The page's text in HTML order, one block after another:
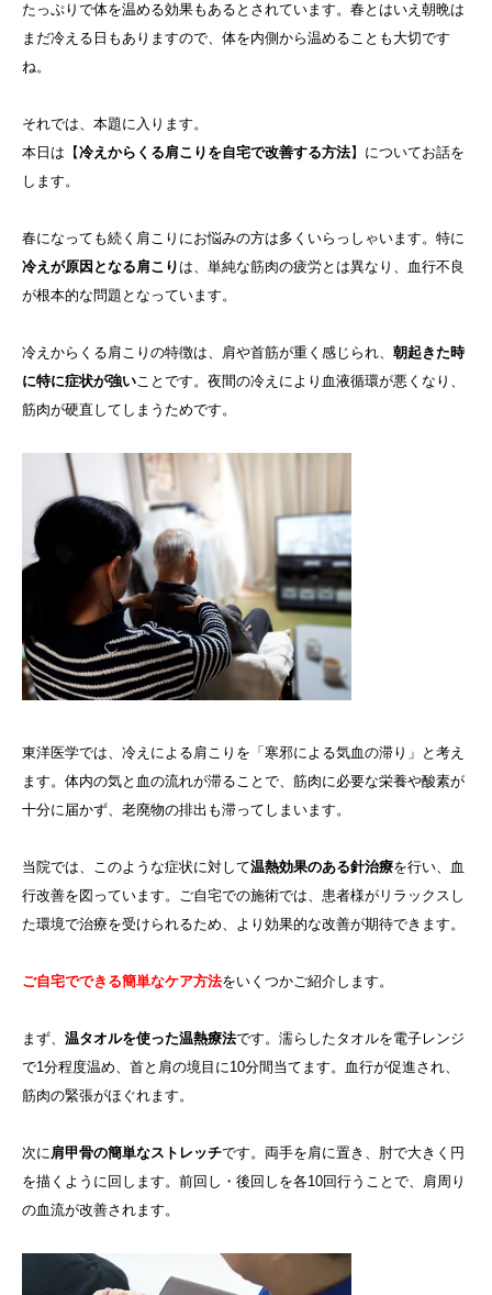
たっぷりで体を温める効果もあるとされています。春とはいえ朝晩は
まだ冷える日もありますので、体を内側から温めることも大切です
ね。
それでは、本題に入ります。
本日は【冷えからくる肩こりを自宅で改善する方法】についてお話を
します。
春になっても続く肩こりにお悩みの方は多くいらっしゃいます。特に
冷えが原因となる肩こり は、単純な筋肉の疲労とは異なり、血行不良
が根本的な問題となっています。
冷えからくる肩こりの特徴は、肩や首筋が重く感じられ、 朝起きた時
に特に症状が強いことです。夜間の冷えにより血液循環が悪くなり、
筋肉が硬直してしまうためです。
東洋医学では、冷えによる肩こりを「寒邪による気血の滞り」と考え
ます。体内の気と血の流れが滞ることで、筋肉に必要な栄養や酸素が
十分に届かず、老廃物の排出も滞ってしまいます。
当院では、このような症状に対して温熱効果のある針治療を行い、血
行改善を図っています。ご自宅での施術では、患者様がリラックスし
た環境で治療を受けられるため、より効果的な改善が期待できます。
ご自宅でできる簡単なケア方法をいくつかご紹介します。
まず、 温タオルを使った温熱療法です。濡らしたタオルを電子レンジ
で1分程度温め、首と肩の境目に10分間当てます。血行が促進され、
筋肉の緊張がほぐれます。
次に肩甲骨の簡単なストレッチです。両手を肩に置き、肘で大きく円
を描くように回します。前回し・後回しを各10回行うことで、肩周り
の血流が改善されます。